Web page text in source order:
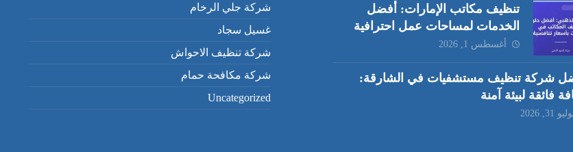
تنظيف مكاتب الإمارات: أفضل
الخدمات لمساحات عمل احترافية
أغسطس 1, 2026
شركة تنظيف مستشفيات في الشارقة:
فائقة لبيئة آمنة
31, 2026
شركة جلي الرخام
غسيل سجاد
شركة تنظيف الاحواش
شركة مكافحة حمام
Uncategorized